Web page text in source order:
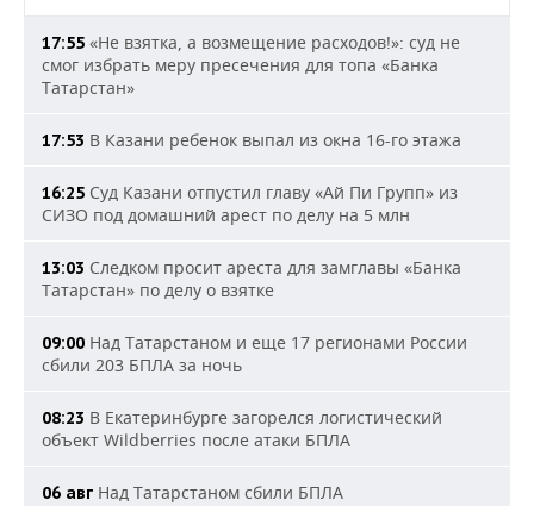
17:55 «Не взятка, а возмещение расходов!»: суд не
смог избрать меру пресечения для топа «Банка
Татарстан»
17:53 В Казани ребенок выпал из окна 16-го этажа
16:25 Суд Казани отпустил главу «Ай Пи Групп» из
СИЗО под домашний арест по делу на 5 млн
13:03 Следком просит ареста для замглавы «Банка
Татарстан» по делу о взятке
09:00 Над Татарстаном и еще 17 регионами России
сбили 203 БПЛА за ночь
08:23 В Екатеринбурге загорелся логистический
объект Wildberries после атаки БПЛА
06 авг Над Татарстаном сбили БПЛА